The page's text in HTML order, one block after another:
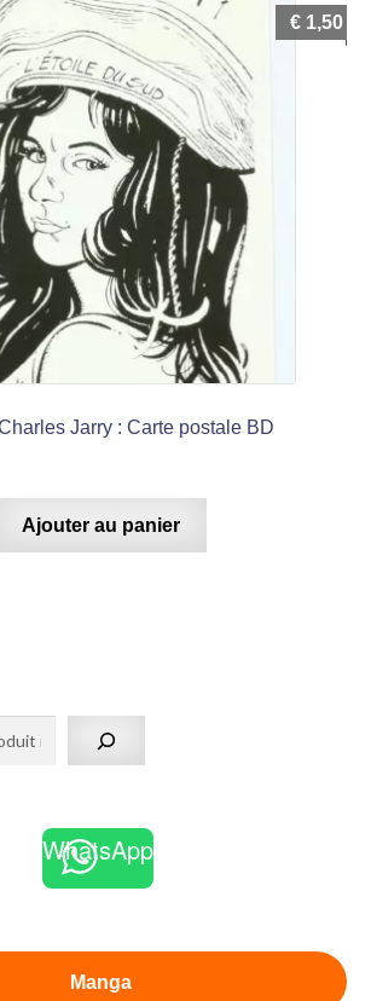
Jarry : Carte postale BD
€ 1,50
Ajouter au panier
WhatsApp
Manga